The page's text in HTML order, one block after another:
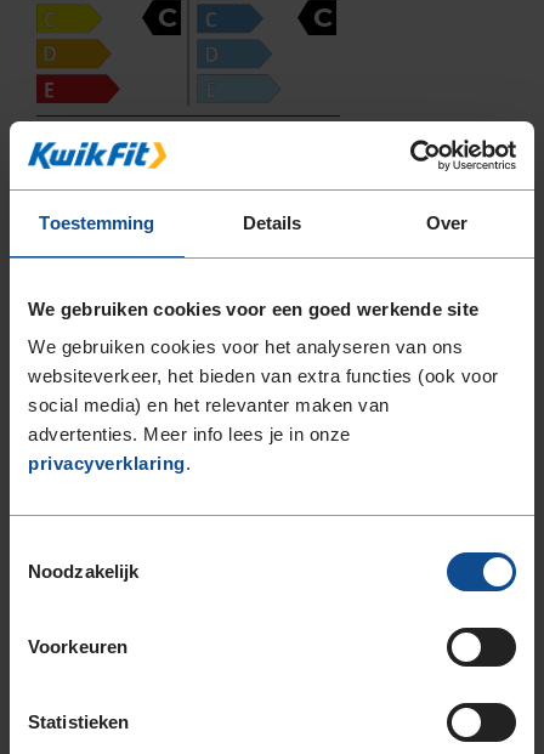
Toestemming Details Over
We gebruiken cookies voor een goed werkende site
We gebruiken cookies voor het analyseren van ons
websiteverkeer, het bieden van extra functies (ook voor
social media) en het relevanter maken van
advertenties. Meer info lees je in onze
privacyverklaring.
Noodzakelijk
Voorkeuren
Statistieken
C C
71
ABC
brandstofefficiëntie-label C, wat overeen komt
In de categorie grip op nat wegdek is deze band
gewaardeerd met een C-label, wat betekent dat
deze band goede grip heeft bij natte
weersomstandigheden.
met B-notering, wat betekent dat deze band
Wil je nog meer informatie over het